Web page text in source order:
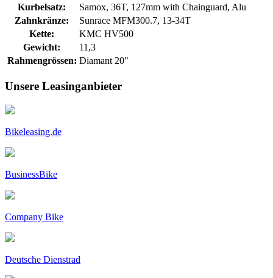
Kurbelsatz:
Samox, 36T, 127mm with Chainguard, Alu
Zahnkränze:
Sunrace MFM300.7, 13-34T
Kette:
KMC HV500
Gewicht:
11,3
Rahmengrössen: Diamant 20"
Unsere Leasinganbieter
Bikeleasing.de
BusinessBike
Company Bike
Deutsche Dienstrad